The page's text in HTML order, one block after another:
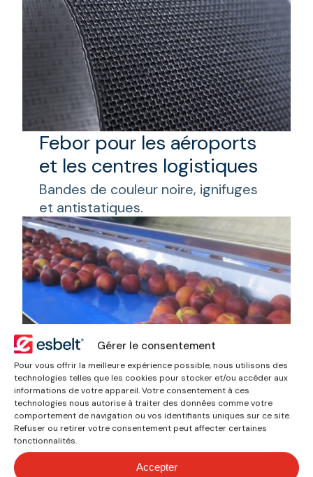
Gérer le consentement
Pour vous offrir la meilleure expérience possible, nous utilisons des
technologies telles que les cookies pour stocker et/ou accéder aux
informations de votre appareil. Votre consentement à ces
technologies nous autorise à traiter des données comme votre
comportement de navigation ou vos identifiants uniques sur ce site.
Refuser ou retirer votre consentement peut affecter certaines
fonctionnalités.
Accepter
Febor pour les aéroports
et les centres logistiques
Bandes de couleur noire, ignifuges
et antistatiques.
Febor pour l’alimentation
générale sans graisse
Bandes blanches, vertes et bleues.
Qualité alimentaire FDA et UE.